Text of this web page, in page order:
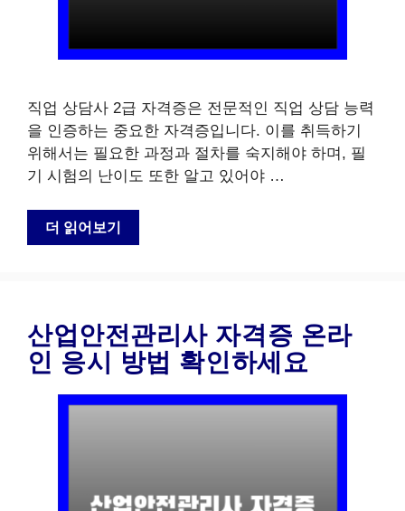
직업 상담사 2급 자격증은 전문적인 직업 상담 능력
을 인증하는 중요한 자격증입니다. 이를 취득하기
위해서는 필요한 과정과 절차를 숙지해야 하며, 필
기 시험의 난이도 또한 알고 있어야 …
더 읽어보기
산업안전관리사 자격증 온라
인 응시 방법 확인하세요